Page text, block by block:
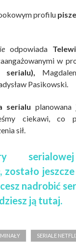
profilu
odpowiada
w
serialu),
Pasikowski.
serialu planowana
ciekawi, co
sił.
, zostało
nadrobić
ją tutaj.
SERIALE